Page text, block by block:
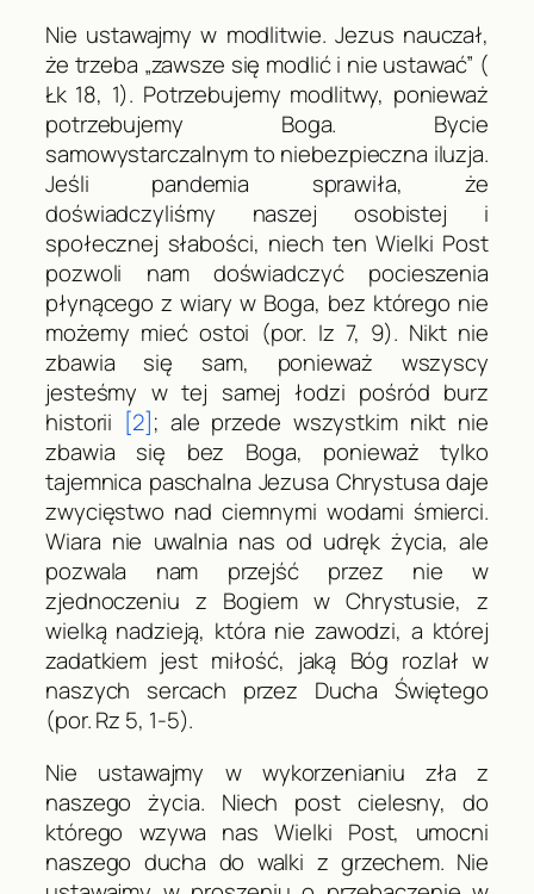
Nie ustawajmy w modlitwie. Jezus nauczał,
że trzeba „zawsze się modlić i nie ustawać” (
Łk18, 1). Potrzebujemy modlitwy, ponieważ
potrzebujemy Boga. Bycie
samowystarczalnym to niebezpieczna iluzja.
Jeśli pandemia sprawiła, że
doświadczyliśmy naszej osobistej i
społecznej słabości, niech ten Wielki Post
pozwoli nam doświadczyć pocieszenia
płynącego z wiary w Boga, bez którego nie
możemy mieć ostoi (por. Iz 7, 9). Nikt nie
zbawia się sam, ponieważ wszyscy
jesteśmy w tej samej łodzi pośród burz
historii [2]; ale przede wszystkim nikt nie
zbawia się bez Boga, ponieważ tylko
tajemnica paschalna Jezusa Chrystusa daje
zwycięstwo nad ciemnymi wodami śmierci.
Wiara nie uwalnia nas od udręk życia, ale
pozwala nam przejść przez nie w
zjednoczeniu z Bogiem w Chrystusie, z
wielką nadzieją, która nie zawodzi, a której
zadatkiem jest miłość, jaką Bóg rozlał w
naszych sercach przez Ducha Świętego
(por.Rz 5, 1-5).
Nie ustawajmy w wykorzenianiu zła z
naszego życia. Niech post cielesny, do
którego wzywa nas Wielki Post, umocni
naszego ducha do walki z grzechem. Nie